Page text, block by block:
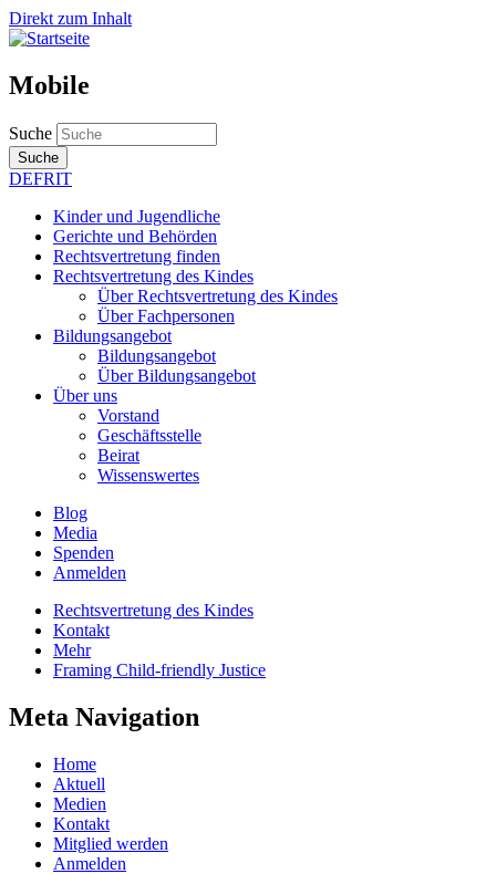
Direkt zum Inhalt
Mobile
Suche
Suche
DEFRIT
Kinder und Jugendliche
Gerichte und Behörden
Rechtsvertretung finden
Rechtsvertretung des Kindes
Über Rechtsvertretung des Kindes
Über Fachpersonen
Bildungsangebot
Bildungsangebot
Über Bildungsangebot
Über uns
Vorstand
Geschäftsstelle
Beirat
Wissenswertes
Blog
Media
Spenden
Anmelden
Rechtsvertretung des Kindes
Kontakt
Mehr
Framing Child-friendly Justice
Meta Navigation
Home
Aktuell
Medien
Kontakt
Mitglied werden
Anmelden